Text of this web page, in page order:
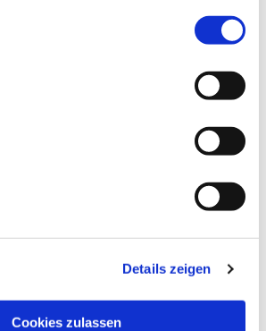
Details zeigen
Cookies zulassen
interessieren